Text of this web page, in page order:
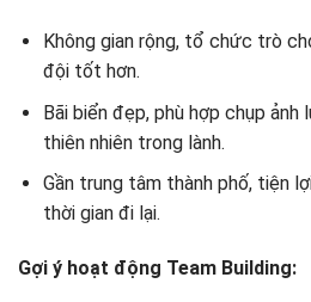
Không gian rộng, tổ chức trò
đội tốt hơn.
Bãi biển đẹp, phù hợp chụp ảnh
thiên nhiên trong lành.
Gần trung tâm thành phố, tiện
thời gian đi lại.
Gợi ý hoạt động Team Building: